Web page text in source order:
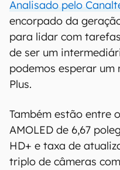
Analisado pelo
encorpado da
para lidar com
de ser um
podemos esperar um
Plus.
Também estão entre
AMOLED de 6,67
HD+ e taxa de
triplo de câmeras